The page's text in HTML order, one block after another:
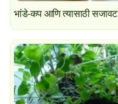
भांडे-कप आणि त्यासाठी सजावट